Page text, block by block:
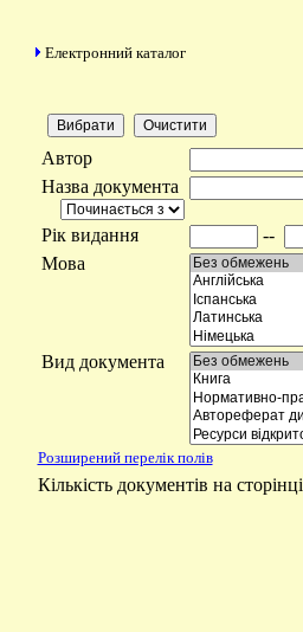
Електронний каталог
Автор
Назва документа
Рік видання
--
Мова
Вид документа
Розширений перелік полів
Кількість документів на сторінці